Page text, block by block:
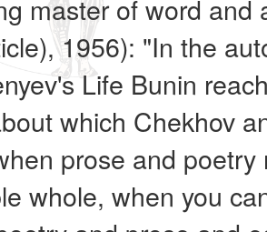
master of word and
1956): "In the
Life Bunin
which Chekhov
prose and
whole, when you